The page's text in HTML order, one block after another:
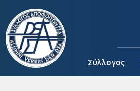
Σύλλογος